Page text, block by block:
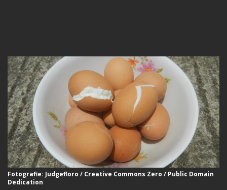
Fotografie: Judgefloro / Creative Commons Zero / Public Domain
Dedication